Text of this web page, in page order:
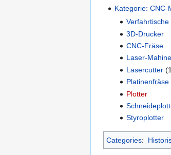
Kategorie: CNC-
Verfahrtische
3D-Drucker
CNC-Fräse
Laser-Mahine
Lasercutter
Platinenfräse
Plotter
Styroplotter
Categories: